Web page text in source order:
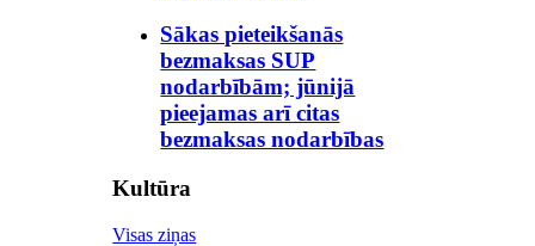
Sākas pieteikšanās
bezmaksas SUP
nodarbībām; jūnijā
pieejamas arī citas
bezmaksas nodarbības
Kultūra
Visas ziņas